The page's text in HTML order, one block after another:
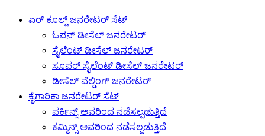
ಏರ್ ಕೂಲ್ಡ್ ಜನರೇಟರ್ ಸೆಟ್
ಓಪನ್ ಡೀಸೆಲ್ ಜನರೇಟರ್
ಸೈಲೆಂಟ್ ಡೀಸೆಲ್ ಜನರೇಟರ್
ಸೂಪರ್ ಸೈಲೆಂಟ್ ಡೀಸೆಲ್ ಜನರೇಟರ್
ಡೀಸೆಲ್ ವೆಲ್ಡಿಂಗ್ ಜನರೇಟರ್
ಕೈಗಾರಿಕಾ ಜನರೇಟರ್ ಸೆಟ್
ಪರ್ಕಿನ್ಸ್ ಅವರಿಂದ ನಡೆಸಲ್ಪಡುತ್ತಿದೆ
ಕಮ್ಮಿನ್ಸ್ ಅವರಿಂದ ನಡೆಸಲ್ಪಡುತ್ತಿದೆ